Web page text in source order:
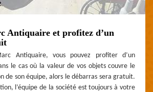
Antiquaire et profitez d’un
Antiquaire, vous pouvez profiter d’un
le cas où la valeur de vos objets couvre le
de son équipe, alors le débarras sera gratuit.
l’équipe de la société est toujours à votre